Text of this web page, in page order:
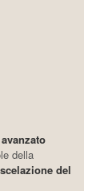
della
del